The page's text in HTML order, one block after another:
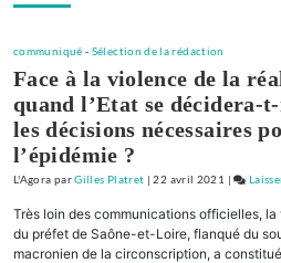
communiqué - Sélection de la rédaction
Face à la violence de la
quand l’Etat se décidera-
les décisions nécessaires
l’épidémie ?
L'Agora parGilles Platret |22 avril 2021 |
Très loin des communications officielles, la
du préfet de Saône-et-Loire, flanqué du
macronien de la circonscription, a